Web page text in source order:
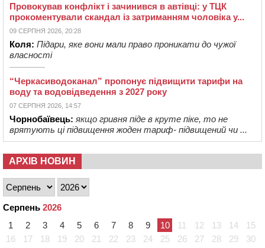
Провокував конфлікт і зачинився в автівці: у ТЦК
прокоментували скандал із затриманням чоловіка у...
09 СЕРПНЯ 2026, 20:28
Коля: Підари, яке вони мали право проникати до чужої
власності
“Черкасиводоканал” пропонує підвищити тарифи на
воду та водовідведення з 2027 року
07 СЕРПНЯ 2026, 14:57
Чорнобаївець: якщо гривня піде в круте піке, то не
врятують ці підвищення жоден тариф- підвищений чи ...
АРХІВ НОВИН
Серпень 2026
1
2 3 4 5 6 7 8 9 10 11 12 13 14
15
16
17 18 19 20 21 22 23 24 25 26 27 28 29
30